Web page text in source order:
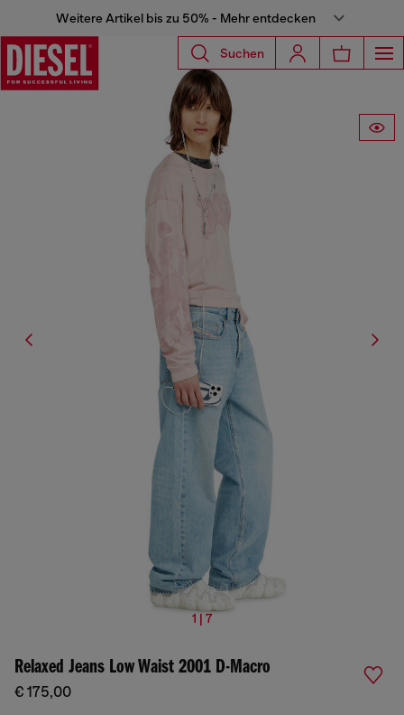
Weitere Artikel bis zu 50% - Mehr entdecken
Suchen
1 | 7
Relaxed Jeans Low Waist 2001 D-Macro
€ 175,00